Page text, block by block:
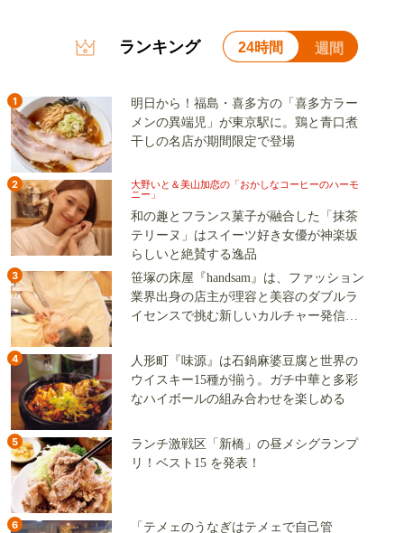
ランキング 24時間 週間
1
明日から！福島・喜多方の「喜多方ラー
メンの異端児」が東京駅に。鶏と青口煮
干しの名店が期間限定で登場
2
大野いと＆美山加恋の「おかしなコーヒーのハーモ
ニー」
和の趣とフランス菓子が融合した「抹茶
テリーヌ」はスイーツ好き女優が神楽坂
らしいと絶賛する逸品
3
笹塚の床屋『handsam』は、ファッション
業界出身の店主が理容と美容のダブルラ
イセンスで挑む新しいカルチャー発信基
4
人形町『味源』は石鍋麻婆豆腐と世界の
ウイスキー15種が揃う。ガチ中華と多彩
なハイボールの組み合わせを楽しめる
5
ランチ激戦区「新橋」の昼メシグランプ
リ！ベスト15 を発表！
6
「テメェのうなぎはテメェで自己管